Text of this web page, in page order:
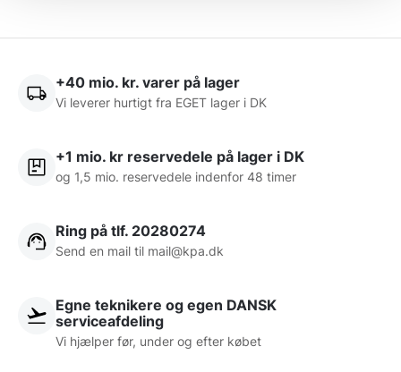
+40 mio. kr. varer på lager
Vi leverer hurtigt fra EGET lager i DK
+1 mio. kr reservedele på lager i DK
og 1,5 mio. reservedele indenfor 48 timer
Ring på tlf. 20280274
Send en mail til mail@kpa.dk
Egne teknikere og egen DANSK
serviceafdeling
Vi hjælper før, under og efter købet